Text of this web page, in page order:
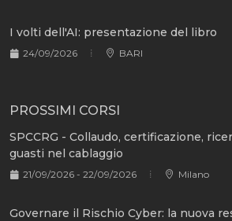
I volti dell'AI: presentazione del libro
24/09/2026 BARI
PROSSIMI CORSI
SPCCRG - Collaudo, certificazione,
guasti nel cablaggio
21/09/2026 - 22/09/2026 Milano
Governare il Rischio Cyber: la nuova